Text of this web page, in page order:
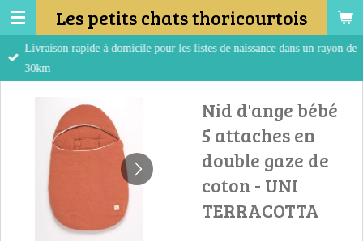
Passer
au
contenu
Les petits chats thoricourtois
Livraison rapide à domicile pour les listes de naissance dans un rayon de
30km
Nid d'ange bébé
5 attaches en
double gaze de
coton - UNI
TERRACOTTA